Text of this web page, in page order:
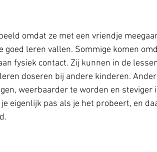
omdat ze met een vriendje
leren vallen. Sommige komen
fysiek contact. Zij kunnen in de
doseren bij andere kinderen.
weerbaarder te worden en steviger
eigenlijk pas als je het probeert, en